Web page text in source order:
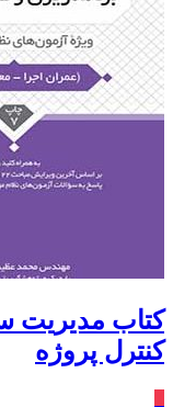
کتاب مدیریت
کنترل پروژه